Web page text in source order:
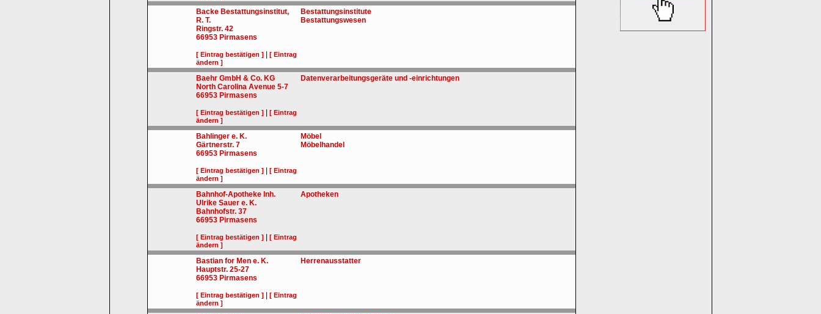
Backe Bestattungsinstitut,
R. T.
Ringstr. 42
66953 Pirmasens
[ Eintrag bestätigen ]
[ Eintrag
ändern ]
Bestattungsinstitute
Bestattungswesen
Baehr GmbH & Co. KG
North Carolina Avenue 5-7
66953 Pirmasens
[ Eintrag bestätigen ]
[ Eintrag
ändern ]
Datenverarbeitungsgeräte und -einrichtungen
Bahlinger e. K.
Gärtnerstr. 7
66953 Pirmasens
[ Eintrag bestätigen ]
[ Eintrag
ändern ]
Möbel
Möbelhandel
Bahnhof-Apotheke Inh.
Ulrike Sauer e. K.
Bahnhofstr. 37
66953 Pirmasens
[ Eintrag bestätigen ]
[ Eintrag
ändern ]
Apotheken
Bastian for Men e. K.
Hauptstr. 25-27
66953 Pirmasens
[ Eintrag bestätigen ]
[ Eintrag
ändern ]
Herrenausstatter